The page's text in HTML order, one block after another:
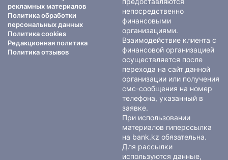
рекламных материалов
Политика обработки
персональных данных
Политика cookies
Редакционная политика
Политика отзывов
непосредственно
финансовыми
организациями.
Взаимодействие клиента с
финансовой организацией
осуществляется после
перехода на сайт данной
организации или получения
смс-сообщения на номер
телефона, указанный в
заявке.
При использовании
материалов гиперссылка
на bank.kz обязательна.
Для рассылки
используются данные,